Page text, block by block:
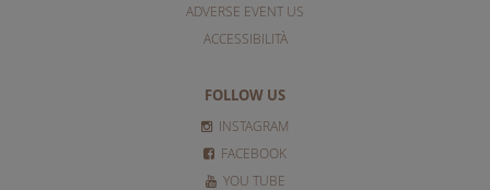
ADVERSE EVENT US
ACCESSIBILITÀ
FOLLOW US
INSTAGRAM
FACEBOOK
YOU TUBE